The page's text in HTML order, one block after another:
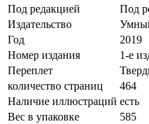
Под редакцией
Под
Издательство
Год
2019
Номер издания
1-е
Переплет
количество страниц
464
Наличие иллюстраций есть
Вес в упаковке
585